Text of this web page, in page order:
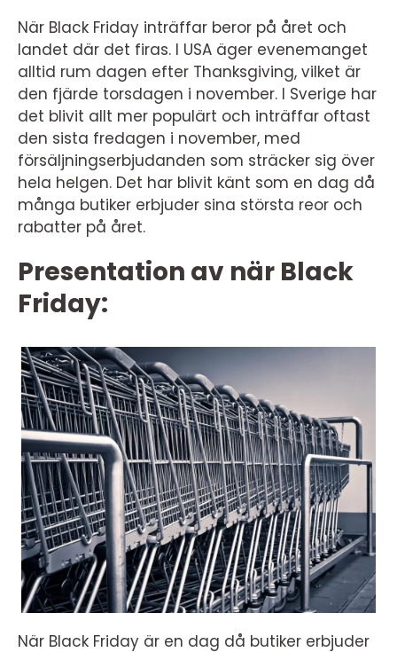
När Black Friday inträffar beror på året och
landet där det firas. I USA äger evenemanget
alltid rum dagen efter Thanksgiving, vilket är
den fjärde torsdagen i november. I Sverige har
det blivit allt mer populärt och inträffar oftast
den sista fredagen i november, med
försäljningserbjudanden som sträcker sig över
hela helgen. Det har blivit känt som en dag då
många butiker erbjuder sina största reor och
rabatter på året.
Presentation av när Black
Friday:
När Black Friday är en dag då butiker erbjuder